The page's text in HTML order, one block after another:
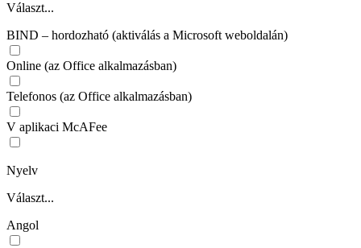
Választ...
BIND – hordozható (aktiválás a Microsoft weboldalán)
Online (az Office alkalmazásban)
Telefonos (az Office alkalmazásban)
V aplikaci McAFee
Nyelv
Választ...
Angol